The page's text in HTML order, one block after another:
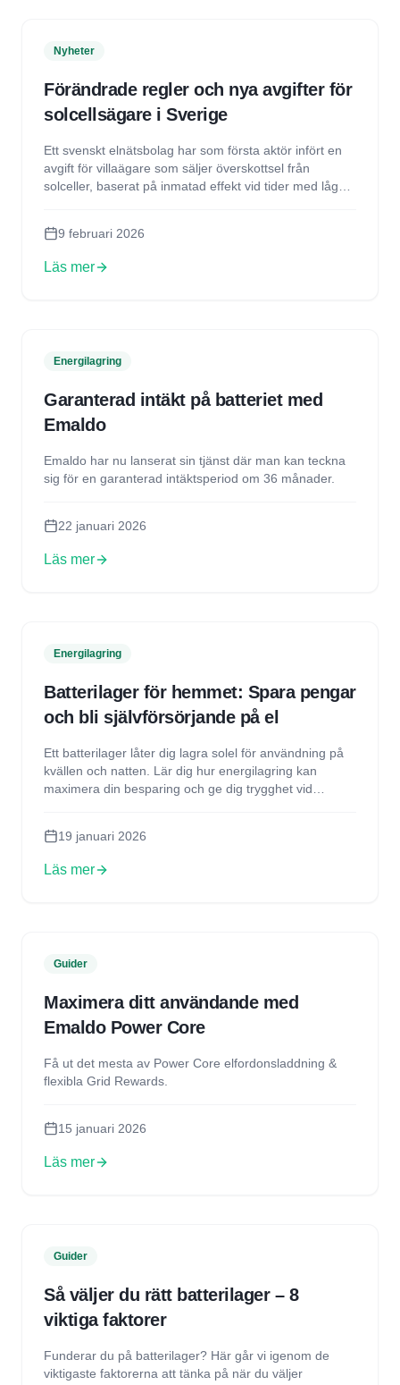
Nyheter
Förändrade regler och nya avgifter för
solcellsägare i Sverige
Ett svenskt elnätsbolag har som första aktör infört en
avgift för villaägare som säljer överskottsel från
solceller, baserat på inmatad effekt vid tider med låg
utvecklingen mot ökat fokus på energilagring och
9 februari 2026
Läs mer
Energilagring
Garanterad intäkt på batteriet med
Emaldo
Emaldo har nu lanserat sin tjänst där man kan teckna
sig för en garanterad intäktsperiod om 36 månader.
22 januari 2026
Läs mer
Energilagring
Batterilager för hemmet: Spara pengar
och bli självförsörjande på el
Ett batterilager låter dig lagra solel för användning på
kvällen och natten. Lär dig hur energilagring kan
maximera din besparing och ge dig trygghet vid
19 januari 2026
Läs mer
Guider
Maximera ditt användande med
Emaldo Power Core
Få ut det mesta av Power Core elfordonsladdning &
flexibla Grid Rewards.
15 januari 2026
Läs mer
Guider
Så väljer du rätt batterilager – 8
viktiga faktorer
Funderar du på batterilager? Här går vi igenom de
viktigaste faktorerna att tänka på när du väljer